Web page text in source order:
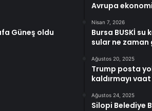
Güneş oldu
Avrupa
Nisan 7, 2026
Bursa BUSKİ
sular ne zaman
Ağustos 20, 2025
Trump posta
kaldırmayı
Ağustos 24, 2025
Silopi Belediye